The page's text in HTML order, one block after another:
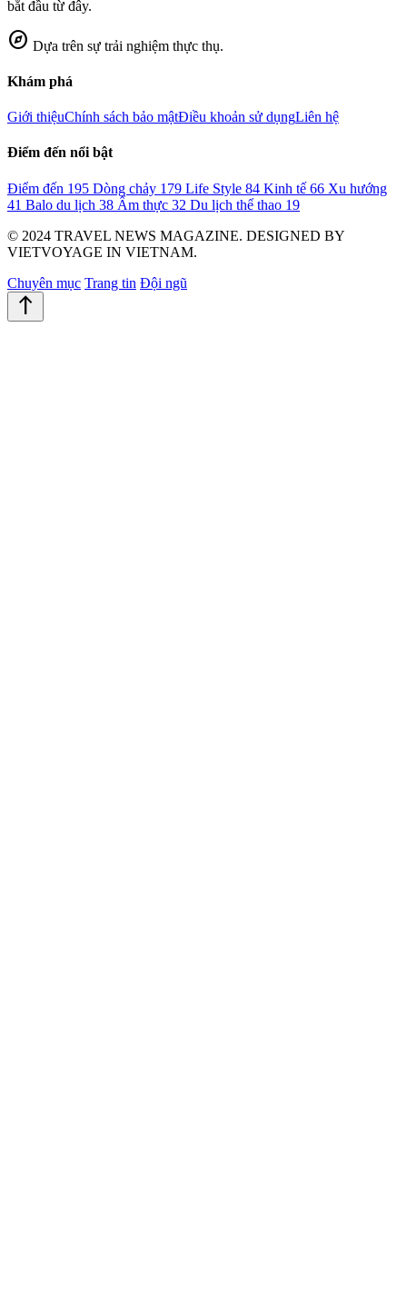
bắt đầu từ đây.
explore Dựa trên sự trải nghiệm thực thụ.
Khám phá
Giới thiệuChính sách bảo mậtĐiều khoản sử dụngLiên hệ
Điểm đến nổi bật
Điểm đến 195 Dòng chảy 179 Life Style 84 Kinh tế 66 Xu hướng
41 Balo du lịch 38 Ẩm thực 32 Du lịch thể thao 19
© 2024 TRAVEL NEWS MAGAZINE. DESIGNED BY
VIETVOYAGE IN VIETNAM.
Chuyên mục Trang tin Đội ngũ
north